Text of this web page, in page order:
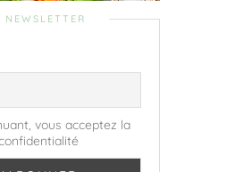
NEWSLETTER
vous acceptez la